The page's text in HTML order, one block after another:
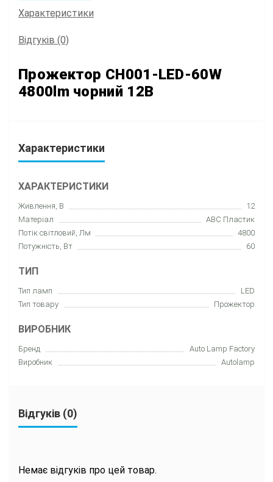
Характеристики
Відгуків (0)
Прожектор CH001-LED-60W
4800lm чорний 12В
Характеристики
ХАРАКТЕРИСТИКИ
Живлення, В
12
Матеріал
АBC Пластик
Потік світловий, Лм
4800
Потужність, Вт
60
ТИП
Тип ламп
LED
Тип товару
Прожектор
ВИРОБНИК
Бренд
Auto Lamp Factory
Виробник
Autolamp
Відгуків (0)
Немає відгуків про цей товар.